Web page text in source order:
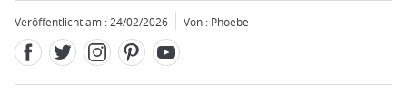
Veröffentlicht am : 24/02/2026 Von : Phoebe